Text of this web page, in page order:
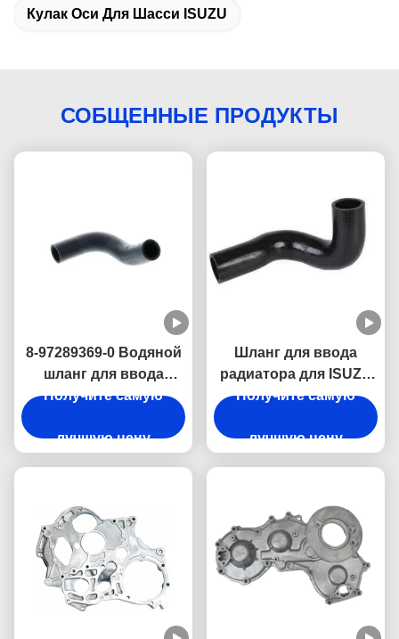
Кулак Оси Для Шасси ISUZU
СОБЩЕННЫЕ ПРОДУКТЫ
8-97289369-0 Водяной
шланг для ввода
радиатора для
4JH1
Получите самую
лучшую цену
Шланг для ввода
радиатора для ISUZU
4JB1NA 8-97147473-0
Получите самую
лучшую цену